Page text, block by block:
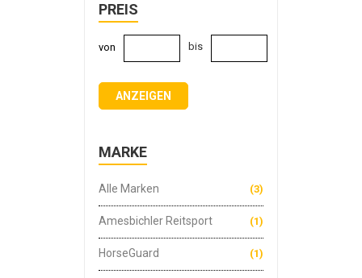
PREIS
von bis
ANZEIGEN
MARKE
Alle Marken (3)
Amesbichler Reitsport (1)
HorseGuard (1)